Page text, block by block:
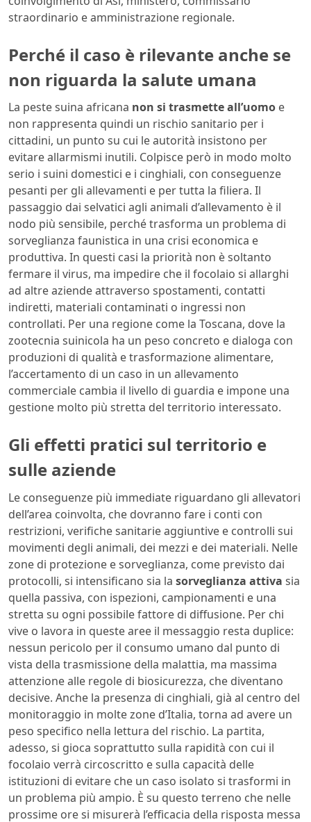
straordinario e amministrazione regionale.
Perché il caso è rilevante anche se
non riguarda la salute umana
La peste suina africana non si trasmette all’uomo e
non rappresenta quindi un rischio sanitario per i
cittadini, un punto su cui le autorità insistono per
evitare allarmismi inutili. Colpisce però in modo molto
serio i suini domestici e i cinghiali, con conseguenze
pesanti per gli allevamenti e per tutta la filiera. Il
passaggio dai selvatici agli animali d’allevamento è il
nodo più sensibile, perché trasforma un problema di
sorveglianza faunistica in una crisi economica e
produttiva. In questi casi la priorità non è soltanto
fermare il virus, ma impedire che il focolaio si allarghi
ad altre aziende attraverso spostamenti, contatti
indiretti, materiali contaminati o ingressi non
controllati. Per una regione come la Toscana, dove la
zootecnia suinicola ha un peso concreto e dialoga con
produzioni di qualità e trasformazione alimentare,
l’accertamento di un caso in un allevamento
commerciale cambia il livello di guardia e impone una
gestione molto più stretta del territorio interessato.
Gli effetti pratici sul territorio e
sulle aziende
Le conseguenze più immediate riguardano gli allevatori
dell’area coinvolta, che dovranno fare i conti con
restrizioni, verifiche sanitarie aggiuntive e controlli sui
movimenti degli animali, dei mezzi e dei materiali. Nelle
zone di protezione e sorveglianza, come previsto dai
protocolli, si intensificano sia la sorveglianza attiva sia
quella passiva, con ispezioni, campionamenti e una
stretta su ogni possibile fattore di diffusione. Per chi
vive o lavora in queste aree il messaggio resta duplice:
nessun pericolo per il consumo umano dal punto di
vista della trasmissione della malattia, ma massima
attenzione alle regole di biosicurezza, che diventano
decisive. Anche la presenza di cinghiali, già al centro del
monitoraggio in molte zone d’Italia, torna ad avere un
peso specifico nella lettura del rischio. La partita,
adesso, si gioca soprattutto sulla rapidità con cui il
focolaio verrà circoscritto e sulla capacità delle
istituzioni di evitare che un caso isolato si trasformi in
un problema più ampio. È su questo terreno che nelle
prossime ore si misurerà l’efficacia della risposta messa